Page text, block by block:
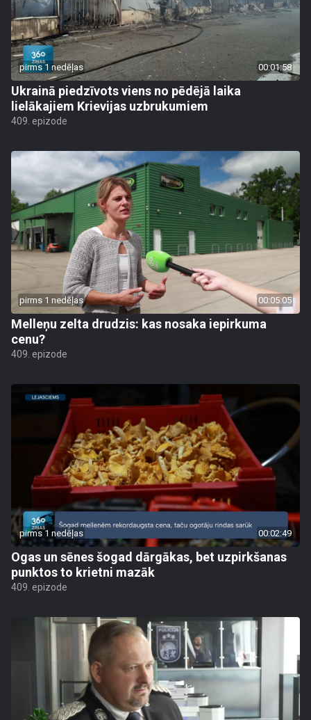
pirms 1 nedēļas 00:01:58
Ukrainā piedzīvots viens no pēdējā laika
lielākajiem Krievijas uzbrukumiem
409. epizode
pirms 1 nedēļas 00:05:05
Melleņu zelta drudzis: kas nosaka iepirkuma
cenu?
409. epizode
pirms 1 nedēļas 00:02:49
Ogas un sēnes šogad dārgākas, bet uzpirkšanas
punktos to krietni mazāk
409. epizode